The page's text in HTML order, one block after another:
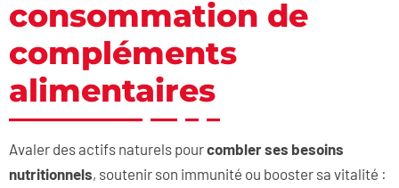
consommation de
compléments
alimentaires
Avaler des actifs naturels pourcombler ses besoins
nutritionnels, soutenir son immunité ou booster sa vitalité :